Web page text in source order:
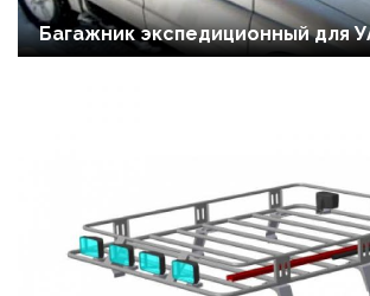
Багажник экспедиционный для